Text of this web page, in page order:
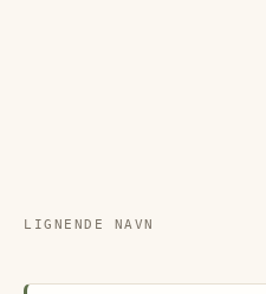
LIGNENDE NAVN